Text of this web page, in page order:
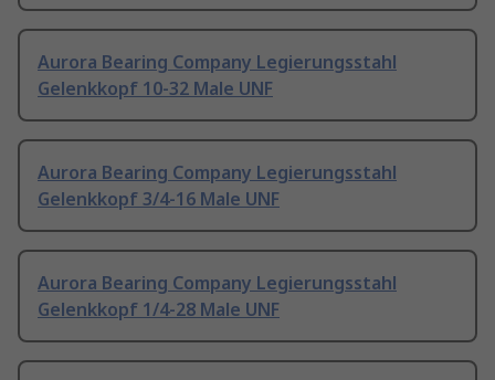
Aurora Bearing Company Legierungsstahl
Gelenkkopf 10-32 Male UNF
Aurora Bearing Company Legierungsstahl
Gelenkkopf 3/4-16 Male UNF
Aurora Bearing Company Legierungsstahl
Gelenkkopf 1/4-28 Male UNF